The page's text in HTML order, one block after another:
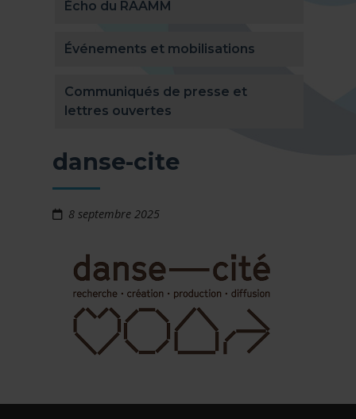
Écho du RAAMM
Événements et mobilisations
Communiqués de presse et
lettres ouvertes
danse-cite
8 septembre 2025